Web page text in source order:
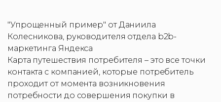
"Упрощенный пример" от Даниила
Колесникова, руководителя отдела b2b-
маркетинга Яндекса
Карта путешествия потребителя – это все точки
контакта с компанией, которые потребитель
проходит от момента возникновения
потребности до совершения покупки в